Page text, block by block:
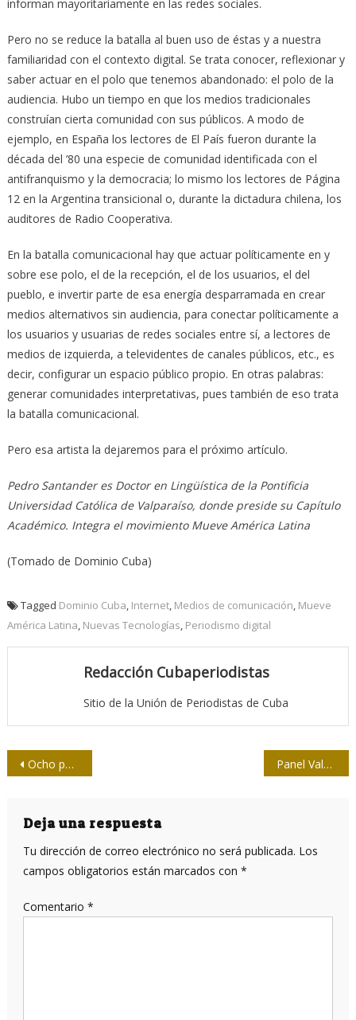
informan mayoritariamente en las redes sociales.
Pero no se reduce la batalla al buen uso de éstas y a nuestra
familiaridad con el contexto digital. Se trata conocer, reflexionar y
saber actuar en el polo que tenemos abandonado: el polo de la
audiencia. Hubo un tiempo en que los medios tradicionales
construían cierta comunidad con sus públicos. A modo de
ejemplo, en España los lectores de El País fueron durante la
década del ’80 una especie de comunidad identificada con el
antifranquismo y la democracia; lo mismo los lectores de Página
12 en la Argentina transicional o, durante la dictadura chilena, los
auditores de Radio Cooperativa.
En la batalla comunicacional hay que actuar políticamente en y
sobre ese polo, el de la recepción, el de los usuarios, el del
pueblo, e invertir parte de esa energía desparramada en crear
medios alternativos sin audiencia, para conectar políticamente a
los usuarios y usuarias de redes sociales entre sí, a lectores de
medios de izquierda, a televidentes de canales públicos, etc., es
decir, configurar un espacio público propio. En otras palabras:
generar comunidades interpretativas, pues también de eso trata
la batalla comunicacional.
Pero esa artista la dejaremos para el próximo artículo.
Pedro Santander es Doctor en Lingüística de la Pontificia
Universidad Católica de Valparaíso, donde preside su Capítulo
Académico. Integra el movimiento Mueve América Latina
(Tomado de Dominio Cuba)
Tagged Dominio Cuba, Internet, Medios de comunicación, Mueve
América Latina, Nuevas Tecnologías, Periodismo digital
Redacción Cubaperiodistas
Sitio de la Unión de Periodistas de Cuba
Navegación
entradas
Ocho periodistas dicen #YoVotoSí (Vídeo) Panel Valores y novedades de la constitución del 2019, sesionó en la Upec
Deja una respuesta
Tu dirección de correo electrónico no será publicada. Los
campos obligatorios están marcados con *
Comentario *